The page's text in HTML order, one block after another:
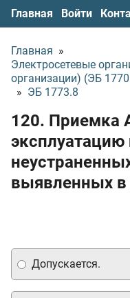
Главная Войти
Главная »
Электросетевые
организации) (ЭБ
» ЭБ 1773.8
120. Приемка
эксплуатацию
выявленных в
Допускается.